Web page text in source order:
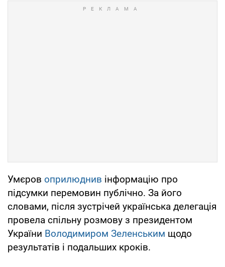
Умєров оприлюднив інформацію про
підсумки перемовин публічно. За його
словами, після зустрічей українська делегація
провела спільну розмову з президентом
України Володимиром Зеленським щодо
результатів і подальших кроків.